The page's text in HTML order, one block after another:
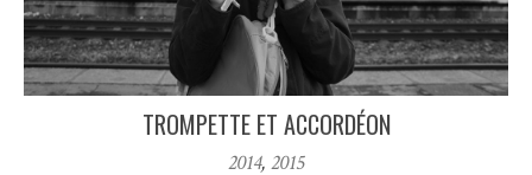
TROMPETTE ET ACCORDÉON
2014, 2015